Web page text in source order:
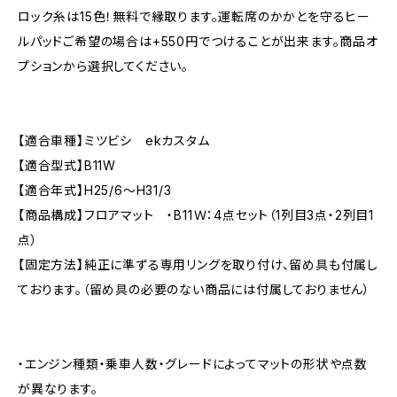
ロック糸は15色！無料で縁取ります。運転席のかかとを守るヒー
ルパッドご希望の場合は+550円でつけることが出来ます。商品オ
プションから選択してください。
【適合車種】ミツビシ ekカスタム
【適合型式】B11W
【適合年式】H25/6〜H31/3
【商品構成】フロアマット ・B11Ｗ：4点セット（1列目3点・2列目1
点）
【固定方法】純正に準ずる専用リングを取り付け、留め具も付属し
ております。（留め具の必要のない商品には付属しておりません）
・エンジン種類・乗車人数・グレードによってマットの形状や点数
が異なります。